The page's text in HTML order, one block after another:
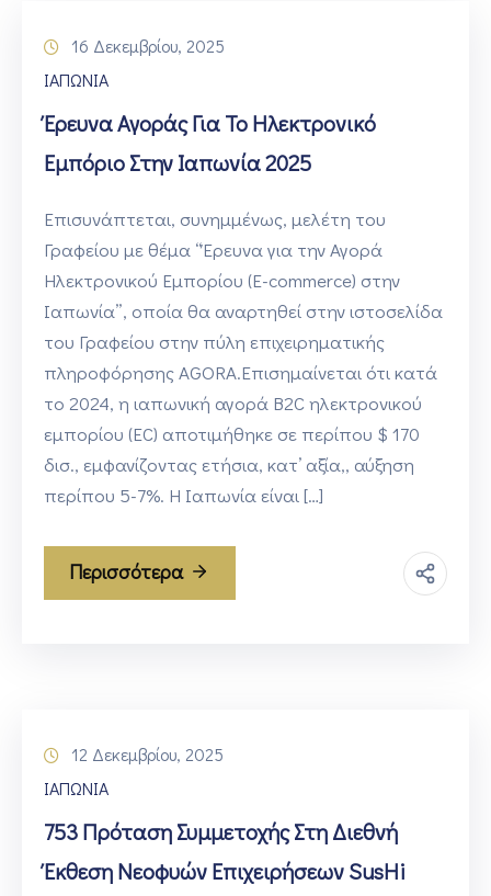
16 Δεκεμβρίου, 2025
ΙΑΠΩΝΙΑ
Έρευνα Αγοράς Για Το Ηλεκτρονικό
Εμπόριο Στην Ιαπωνία 2025
Επισυνάπτεται, συνημμένως, μελέτη του
Γραφείου με θέμα “Έρευνα για την Αγορά
Ηλεκτρονικού Εμπορίου (E-commerce) στην
Ιαπωνία”, οποία θα αναρτηθεί στην ιστοσελίδα
του Γραφείου στην πύλη επιχειρηματικής
πληροφόρησης AGORA.Επισημαίνεται ότι κατά
το 2024, η ιαπωνική αγορά B2C ηλεκτρονικού
εμπορίου (EC) αποτιμήθηκε σε περίπου $ 170
δισ., εμφανίζοντας ετήσια, κατ’ αξία,, αύξηση
περίπου 5-7%. Η Ιαπωνία είναι […]
Περισσότερα
12 Δεκεμβρίου, 2025
ΙΑΠΩΝΙΑ
753 Πρόταση Συμμετοχής Στη Διεθνή
Έκθεση Νεοφυών Επιχειρήσεων SusHi